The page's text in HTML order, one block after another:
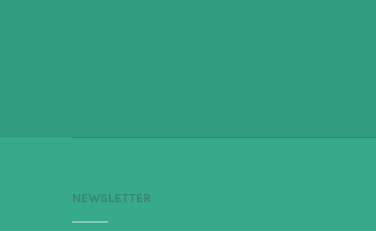
NEWSLETTER